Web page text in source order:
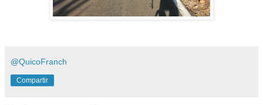
@QuicoFranch
Compartir